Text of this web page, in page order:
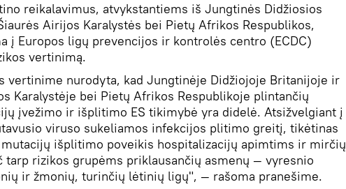
reikalavimus, atvykstantiems iš Jungtinės Didžiosios
Airijos Karalystės bei Pietų Afrikos Respublikos,
į Europos ligų prevencijos ir kontrolės centro (ECDC)
vertinimą.
vertinime nurodyta, kad Jungtinėje Didžiojoje Britanijoje ir
Karalystėje bei Pietų Afrikos Respublikoje plintančių
įvežimo ir išplitimo ES tikimybė yra didelė. Atsižvelgiant į
viruso sukeliamos infekcijos plitimo greitį, tikėtinas
išplitimo poveikis hospitalizacijų apimtims ir mirčių
tarp rizikos grupėms priklausančių asmenų — vyresnio
ir žmonių, turinčių lėtinių ligų", — rašoma pranešime.